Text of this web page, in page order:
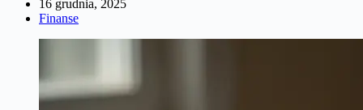
16 grudnia, 2025
Finanse